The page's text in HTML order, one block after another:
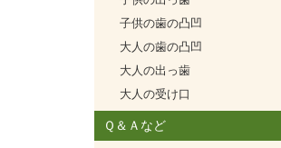
子供の歯の凸凹
大人の歯の凸凹
大人の出っ歯
大人の受け口
Ｑ＆Ａなど